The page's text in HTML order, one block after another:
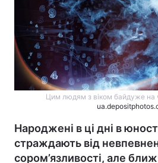
Цим людям з віком байдуже на
Народжені в ці дні в
страждають від
сором’язливості, але